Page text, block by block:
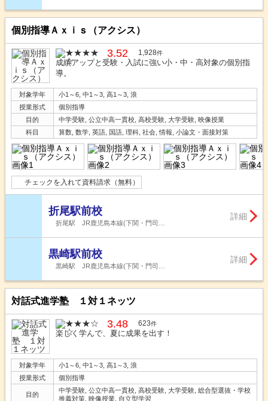
個別指導Ａｘｉｓ（アクシス）
3.52 1,928件
成績アップと受験・入試に強い小・中・高対象の個別指
導。
対象学年
小1～6, 中1～3, 高1～3, 浪
授業形式
個別指導
目的
中学受験, 公立中高一貫校, 高校受験, 大学受験, 映像授業
科目
算数, 数学, 英語, 国語, 理科, 社会, 情報, 小論文・面接対策
チェックを入れて資料請求（無料）
折尾駅前校
折尾駅 JR鹿児島本線(下関・門司…
詳細
黒崎駅前校
黒崎駅 JR鹿児島本線(下関・門司…
詳細
対話式進学塾 １対１ネッツ
3.48 623件
楽しく学んで、夏に成果を出す！
対象学年
小1～6, 中1～3, 高1～3, 浪
授業形式
個別指導
目的
中学受験, 公立中高一貫校, 高校受験, 大学受験, 総合型選抜・学校
推薦対策, 映像授業, 自立型学習